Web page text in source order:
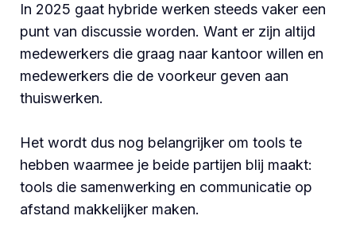
In 2025 gaat hybride werken steeds vaker een
punt van discussie worden. Want er zijn altijd
medewerkers die graag naar kantoor willen en
medewerkers die de voorkeur geven aan
thuiswerken.
Het wordt dus nog belangrijker om tools te
hebben waarmee je beide partijen blij maakt:
tools die samenwerking en communicatie op
afstand makkelijker maken.